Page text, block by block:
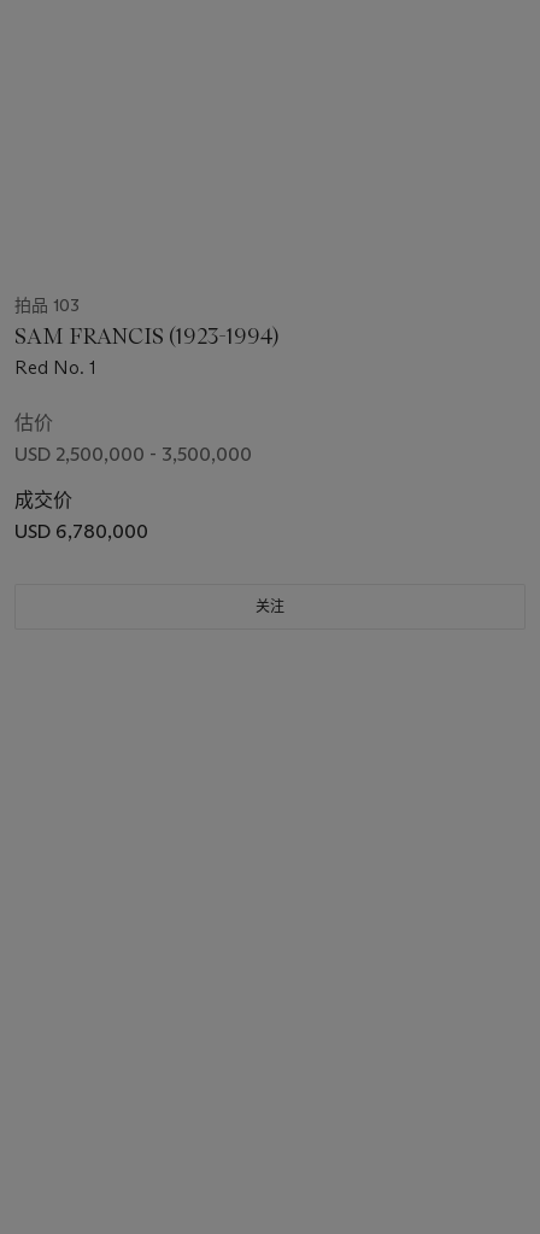
拍品 103
SAM FRANCIS (1923-1994)
Red No. 1
估价
USD 2,500,000 - 3,500,000
成交价
USD 6,780,000
关注